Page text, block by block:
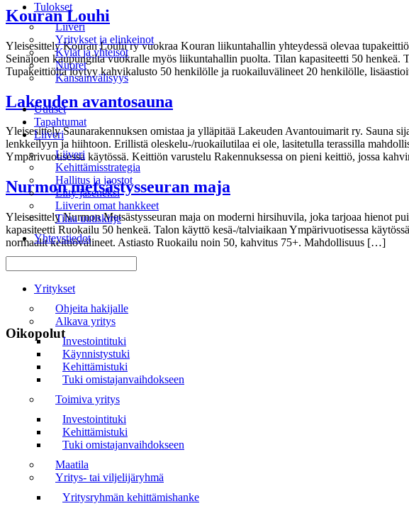
Tulokset
Liiveri
Yritykset ja elinkeinot
Kylät ja yhteisöt
Nuoret
Kansainvälisyys
ValikkoUutiset
Tapahtumat
Liiveri
Liiveri
Kehittämisstrategia
Hallitus ja jaostot
Liity jäseneksi
Liiverin omat hankkeet
Tilaa uutiskirje
Yhteystiedot
ValikkoYritykset
Ohjeita hakijalle
Alkava yritys
Investointituki
Käynnistystuki
Kehittämistuki
Tuki omistajanvaihdokseen
Toimiva yritys
Investointituki
Kehittämistuki
Tuki omistajanvaihdokseen
Maatila
Yritys- tai viljelijäryhmä
Yritysryhmän kehittämishanke
Kouran Louhi
Yleisesittely Kouran Louhi ry vuokraa Kouran liikuntahallin yhteydessä olevaa
Seinäjoen kaupungilta vuokralle myös liikuntahallin puolta. Tilan kapasiteetti 50
Tupakeittiöltä löytyy kahvikalusto 50 henkilölle ja ruokailuvälineet 20 henkilölle,
Lakeuden avantosauna
Yleisesittely Saunarakennuksen omistaa ja ylläpitää Lakeuden Avantouimarit ry. Sauna
lenkkeilyyn ja hiihtoon. Erillistä oleskelu-/ruokailutilaa ei ole, lasitetulla terassilla
Ympärivuotisessa käytössä. Keittiön varustelu Rakennuksessa on pieni keittiö, jossa
Nurmon metsästysseuran maja
Yleisesittely Nurmon Metsästysseuran maja on moderni hirsihuvila, joka tarjoaa hienot
kapasiteetti Ruokailu 50 henkeä. Talon käyttö kesä-/talviaikaan Ympärivuotisessa
normaalit keittiövälineet. Astiasto Ruokailu noin 50, kahvitus 75+. Mahdollisuus […]
Oikopolut
Yhteystiedot